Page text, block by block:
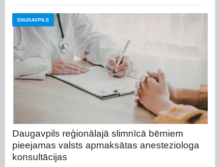
DAUGAVPILS
Daugavpils reģionālajā slimnīcā bērniem
pieejamas valsts apmaksātas anesteziologa
konsultācijas